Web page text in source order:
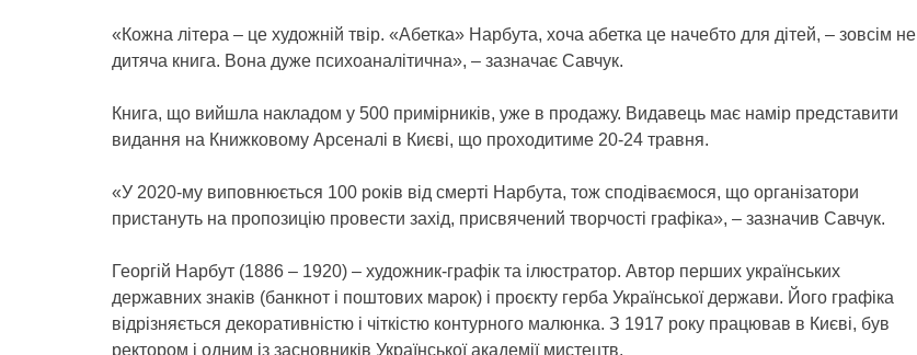
«Кожна літера – це художній твір. «Абетка» Нарбута, хоча абетка це начебто для дітей, – зовсім не
дитяча книга. Вона дуже психоаналітична», – зазначає Савчук.
Книга, що вийшла накладом у 500 примірників, уже в продажу. Видавець має намір представити
видання на Книжковому Арсеналі в Києві, що проходитиме 20-24 травня.
«У 2020-му виповнюється 100 років від смерті Нарбута, тож сподіваємося, що організатори
пристануть на пропозицію провести захід, присвячений творчості графіка», – зазначив Савчук.
Георгій Нарбут (1886 – 1920) – художник-графік та ілюстратор. Автор перших українських
державних знаків (банкнот і поштових марок) і проєкту герба Української держави. Його графіка
відрізняється декоративністю і чіткістю контурного малюнка. З 1917 року працював в Києві, був
ректором і одним із засновників Української академії мистецтв.